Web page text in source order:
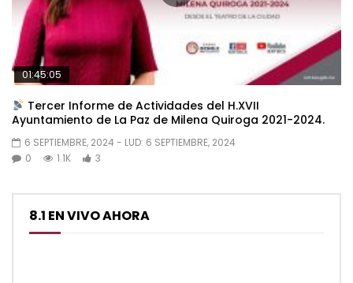
01:45:05
Tercer Informe de Actividades del H.XVII
Ayuntamiento de La Paz de Milena Quiroga 2021-2024.
6 SEPTIEMBRE, 2024 - LUD: 6 SEPTIEMBRE, 2024
0
1.1K 3
8.1 EN VIVO AHORA